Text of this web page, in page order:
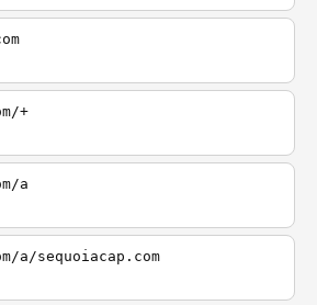
+
a
a/sequoiacap.com